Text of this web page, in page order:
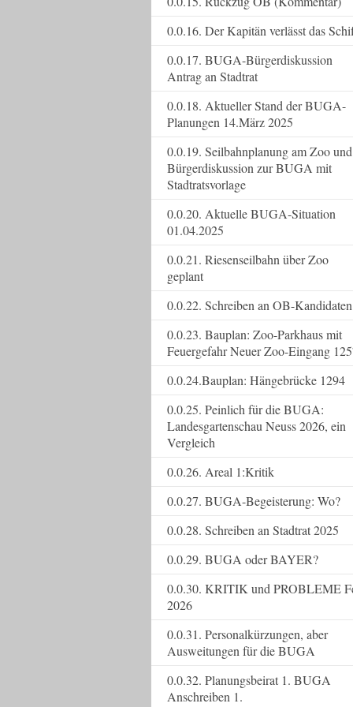
0.0.16. Der Kapitän verlässt das
0.0.17. BUGA-Bürgerdiskussion
Antrag an Stadtrat
0.0.18. Aktueller Stand der BUGA-
Planungen 14.März 2025
0.0.19. Seilbahnplanung am Zoo und
Bürgerdiskussion zur BUGA mit
Stadtratsvorlage
0.0.20. Aktuelle BUGA-Situation
01.04.2025
0.0.21. Riesenseilbahn über Zoo
geplant
0.0.22. Schreiben an OB-Kandidaten
0.0.23. Bauplan: Zoo-Parkhaus mit
Feuergefahr Neuer Zoo-Eingang
0.0.24.Bauplan: Hängebrücke 1294
0.0.25. Peinlich für die BUGA:
Landesgartenschau Neuss 2026, ein
Vergleich
0.0.26. Areal 1:Kritik
0.0.27. BUGA-Begeisterung: Wo?
0.0.28. Schreiben an Stadtrat 2025
0.0.29. BUGA oder BAYER?
0.0.30. KRITIK und PROBLEME
2026
0.0.31. Personalkürzungen, aber
Ausweitungen für die BUGA
0.0.32. Planungsbeirat 1. BUGA
Anschreiben 1.